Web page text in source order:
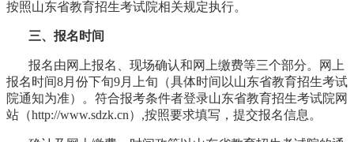
按照山东省教育招生考试院相关规定执行。
三、报名时间
报名由网上报名、现场确认和网上缴费等三个部分。网上
报名时间8月份下旬9月上旬（具体时间以山东省教育招生考试
院通知为准）。符合报考条件者登录山东省教育招生考试院网
站（http://www.sdzk.cn）,按照要求填写，提交报名信息。